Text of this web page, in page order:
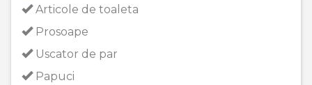
Articole de toaleta
Prosoape
Uscator de par
Papuci